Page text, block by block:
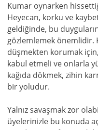
Kumar oynarken
Heyecan, korku ve
geldiğinde, bu
gözlemlemek önemlidir.
düşmekten korumak
kabul etmeli ve onlarla
kağıda dökmek, zihin
bir yoludur.
Yalnız savaşmak zor
üyelerinizle bu konuda